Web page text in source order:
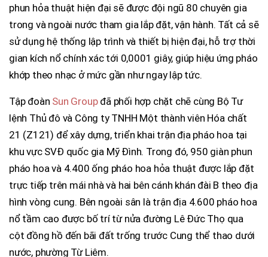
phun hỏa thuật hiện đại sẽ được đội ngũ 80 chuyên gia
trong và ngoài nước tham gia lắp đặt, vận hành. Tất cả sẽ
sử dụng hệ thống lập trình và thiết bị hiện đại, hỗ trợ thời
gian kích nổ chính xác tới 0,0001 giây, giúp hiệu ứng pháo
khớp theo nhạc ở mức gần như ngay lập tức.
Tập đoàn Sun Groupđã phối hợp chặt chẽ cùng Bộ Tư
lệnh Thủ đô và Công ty TNHH Một thành viên Hóa chất
21 (Z121) để xây dựng, triển khai trận địa pháo hoa tại
khu vực SVĐ quốc gia Mỹ Đình. Trong đó, 950 giàn phun
pháo hoa và 4.400 ống pháo hoa hỏa thuật được lắp đặt
trực tiếp trên mái nhà và hai bên cánh khán đài B theo địa
hình vòng cung. Bên ngoài sân là trận địa 4.600 pháo hoa
nổ tầm cao được bố trí từ nửa đường Lê Đức Thọ qua
cột đồng hồ đến bãi đất trống trước Cung thể thao dưới
nước, phường Từ Liêm.